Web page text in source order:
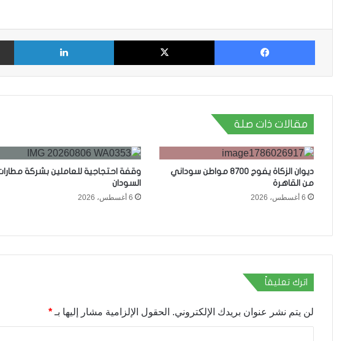
فيسبوك X
مقالات ذات صلة
ديوان الزكاة يفوج 8700 مواطن سوداني
من القاهرة
6 أغسطس، 2026
وقفة احتجاجية للعاملين بشركة
السودان
6 أغسطس، 2026
اترك تعليقاً
لن يتم نشر عنوان بريدك الإلكتروني. الحقول الإلزامية مشار إليها بـ *